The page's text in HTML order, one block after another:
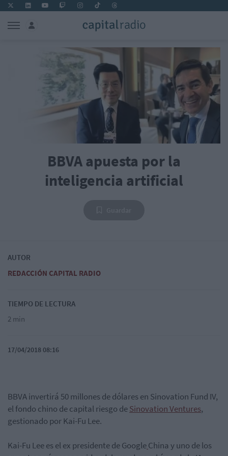
BBVA apuesta por la
inteligencia artificial
AUTOR
REDACCIÓN CAPITAL RADIO
TIEMPO DE LECTURA
2 min
17/04/2018 08:16
BBVA invertirá 50 millones de dólares en Sinovation Fund IV,
el fondo chino de capital riesgo deSinovation Ventures,
gestionado por Kai-Fu Lee.
Kai-Fu Lee es el ex presidente deGoogleChina y uno de los